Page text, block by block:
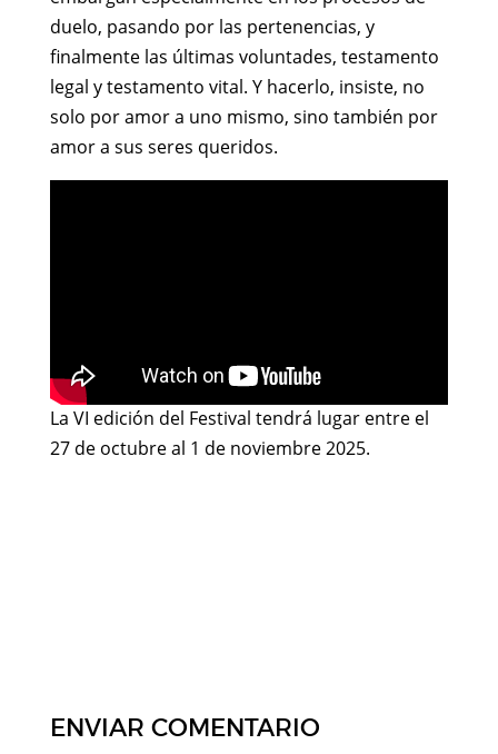
duelo, pasando por las pertenencias, y
finalmente las últimas voluntades, testamento
legal y testamento vital. Y hacerlo, insiste, no
solo por amor a uno mismo, sino también por
amor a sus seres queridos.
La VI edición del Festival tendrá lugar entre el
27 de octubre al 1 de noviembre 2025.
ENVIAR COMENTARIO